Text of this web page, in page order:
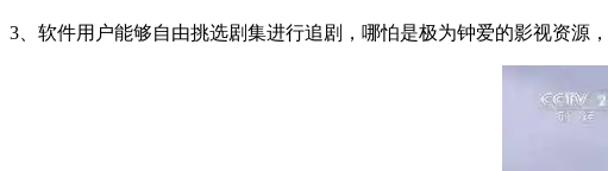
3、软件用户能够自由挑选剧集进行追剧，哪怕是极为钟爱的影视资源